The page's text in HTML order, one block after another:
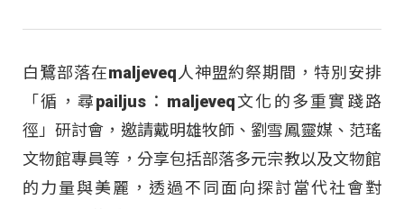
白鷺部落在maljeveq人神盟約祭期間，特別安排
「循，尋pailjus：maljeveq文化的多重實踐路
徑」研討會，邀請戴明雄牧師、劉雪鳳靈媒、范瑤
文物館專員等，分享包括部落多元宗教以及文物館
的力量與美麗，透過不同面向探討當代社會對